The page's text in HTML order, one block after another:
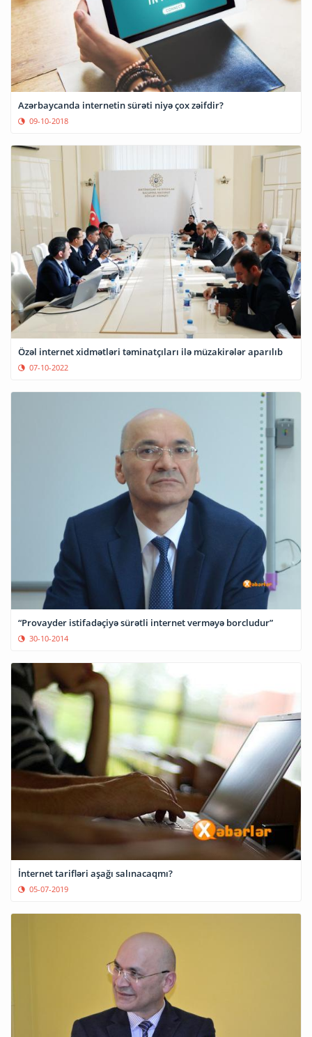
Azərbaycanda internetin sürəti niyə çox zəifdir?
09-10-2018
Özəl internet xidmətləri təminatçıları ilə müzakirələr aparılıb
07-10-2022
“Provayder istifadəçiyə sürətli internet verməyə borcludur”
30-10-2014
İnternet tarifləri aşağı salınacaqmı?
05-07-2019